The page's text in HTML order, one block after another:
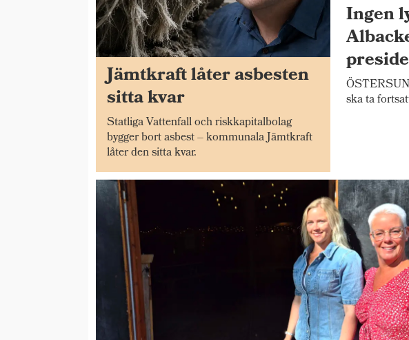
Jämtkraft låter asbesten
sitta kvar
Statliga Vattenfall och riskkapitalbolag
bygger bort asbest – kommunala Jämtkraft
låter den sitta kvar.
Ingen
ska ta